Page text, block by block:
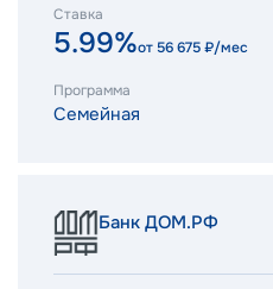
Ставка
5.99%от 56 675₽/мес
Программа
Семейная
Банк ДОМ.РФ